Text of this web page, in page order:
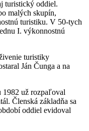
turistický oddiel.
malých skupín,
turistiku. V 50-tych
I. výkonnostnú
turistiky
Ján Čunga a na
1982 už rozpaľoval
Členská základňa sa
oddiel evidoval